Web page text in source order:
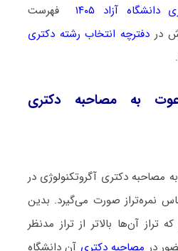
آزاد ۱۴۰۵
فهرست
در دفترچه انتخاب رشته دکتری
به مصاحبه دکتری
مصاحبه دکتری آگروتکنولوژی در
نمره‌تراز صورت می‌گیرد. بدین
تراز آن‌ها بالاتر از تراز مدنظر
در مصاحبه دکتری آن دانشگاه